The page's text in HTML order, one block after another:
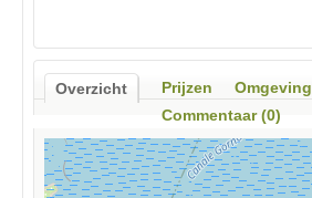
Overzicht Prijzen Omgeving
Commentaar (0)